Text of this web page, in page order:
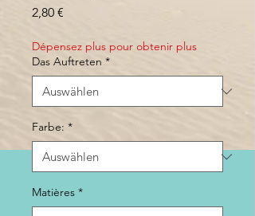
2,80 €
Dépensez plus pour obtenir plus
Das Auftreten *
Farbe: *
Matières *